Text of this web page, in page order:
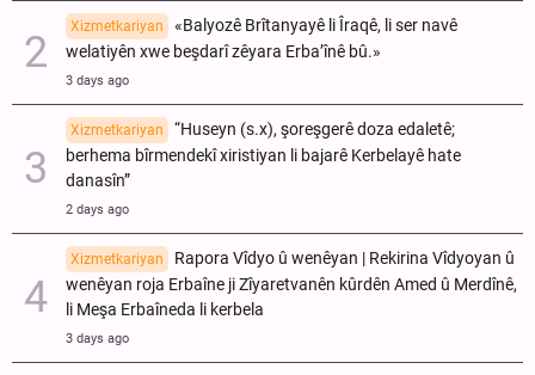
Xizmetkariyan
«Balyozê Brîtanyayê li Îraqê, li ser navê
welatiyên xwe beşdarî zêyara Erba’înê bû.»
3 days ago
Xizmetkariyan
“Huseyn (s.x), şoreşgerê doza edaletê;
berhema bîrmendekî xiristiyan li bajarê Kerbelayê hate
danasîn”
2 days ago
Xizmetkariyan
Rapora Vîdyo û wenêyan | Rekirina Vîdyoyan û
wenêyan roja Erbaîne ji Zîyaretvanên kûrdên Amed û Merdînê,
li Meşa Erbaîneda li kerbela
3 days ago